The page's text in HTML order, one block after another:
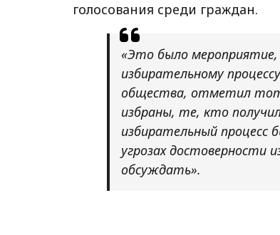
голосования среди граждан.
«Это было мероприятие,
избирательному
общества, отметил
избраны, те, кто
избирательный
угрозах достоверности
обсуждать».